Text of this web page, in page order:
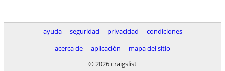
ayuda seguridad privacidad
condiciones
acerca de
aplicación
mapa del sitio
© 2026 craigslist